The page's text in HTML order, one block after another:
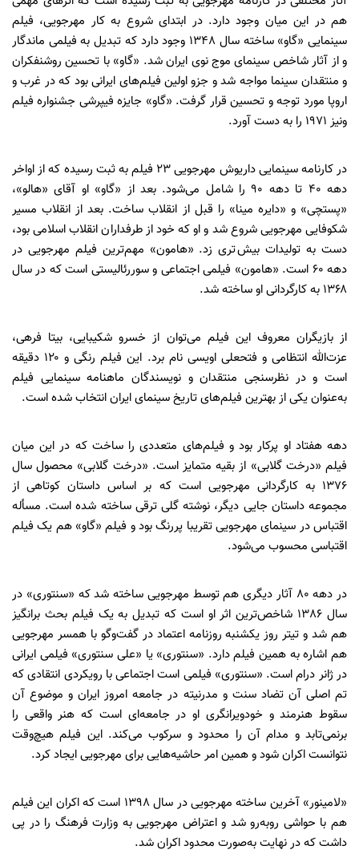
هم در این میان وجود دارد. در ابتدای شروع به کار مهرجویی، فیلم
سینمایی «گاو» ساخته سال 1348 وجود دارد که تبدیل به فیلمی ماندگار
و از آثار شاخص سینمای موج نوی ایران شد. «گاو» با تحسین روشنفکران
و منتقدان سینما مواجه شد و جزو اولین فیلم‌های ایرانی بود که در غرب و
اروپا مورد توجه و تحسین قرار گرفت. «گاو» جایزه فیپرشی جشنواره فیلم
ونیز ۱۹۷۱ را به دست آورد.
در کارنامه سینمایی داریوش مهرجویی 23 فیلم به ثبت رسیده که از اواخر
دهه 40 تا دهه 90 را شامل می‌شود. بعد از «گاو» او آقای «هالو»،
«پستچی» و «دایره مینا» را قبل از انقلاب ساخت. بعد از انقلاب مسیر
شکوفایی مهرجویی شروع شد و او که خود از طرفداران انقلاب اسلامی بود،
دست به تولیدات بیش تری زد. «هامون» مهم‌ترین فیلم مهرجویی در
دهه 60 است. «هامون» فیلمی اجتماعی و سوررئالیستی است که در سال
۱۳۶۸ به کارگردانی او ساخته شد.
از بازیگران معروف این فیلم می‌توان از خسرو شکیبایی، بیتا فرهی،
عزت‌الله انتظامی و فتحعلی اویسی نام برد. این فیلم رنگی و ۱۲۰ دقیقه
است و در نظرسنجی منتقدان و نویسندگان ماهنامه سینمایی فیلم
به‌عنوان یکی از بهترین فیلم‌های تاریخ سینمای ایران انتخاب شده است.
دهه هفتاد او پرکار بود و فیلم‌های متعددی را ساخت که در این میان
فیلم «درخت گلابی» از بقیه متمایز است. «درخت گلابی» محصول سال
۱۳۷۶ به کارگردانی مهرجویی است که بر اساس داستان کوتاهی از
مجموعه داستان جایی دیگر، نوشته گلی ترقی ساخته شده ‌است. مسأله
اقتباس در سینمای مهرجویی تقریبا پررنگ بود و فیلم «گاو» هم یک فیلم
اقتباسی محسوب می‌شود.
در دهه 80 آثار دیگری هم توسط مهرجویی ساخته شد که «سنتوری» در
سال 1386 شاخص‌ترین اثر او است که تبدیل به یک فیلم بحث برانگیز
هم شد و تیتر روز یکشنبه روزنامه اعتماد در گفت‌وگو با همسر مهرجویی
هم اشاره به همین فیلم دارد. «سنتوری» یا «علی سنتوری» فیلمی ایرانی
در ژانر درام است. «سنتوری» فیلمی است اجتماعی با رویکردی انتقادی که
تم اصلی آن تضاد سنت و مدرنیته در جامعه امروز ایران و موضوع آن
سقوط هنرمند و خودویرانگری او در جامعه‌ای است که هنر واقعی را
برنمی‌تابد و مدام آن را محدود و سرکوب می‌کند. این فیلم هیچ‌وقت
نتوانست اکران شود و همین امر حاشیه‌هایی برای مهرجویی ایجاد کرد.
«لامینور» آخرین ساخته مهرجویی در سال 1398 است که اکران این فیلم
هم با حواشی روبه‌رو شد و اعتراض مهرجویی به وزارت فرهنگ را در پی
داشت که در نهایت به‌صورت محدود اکران شد.